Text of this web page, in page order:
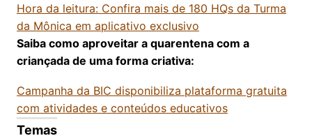
Hora da leitura: Confira mais de 180 HQs da Turma
da Mônica em aplicativo exclusivo
Saiba como aproveitar a quarentena com a
criançada de uma forma criativa:
Campanha da BIC disponibiliza plataforma gratuita
com atividades e conteúdos educativos
Temas